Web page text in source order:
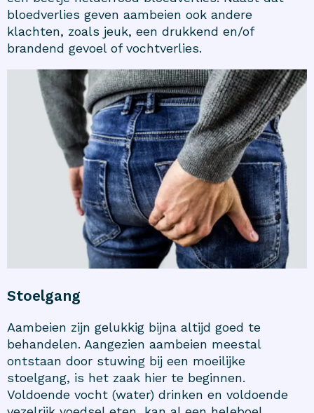
bloedverlies geven aambeien ook andere
klachten, zoals jeuk, een drukkend en/of
brandend gevoel of vochtverlies.
Stoelgang
Aambeien zijn gelukkig bijna altijd goed te
behandelen. Aangezien aambeien meestal
ontstaan door stuwing bij een moeilijke
stoelgang, is het zaak hier te beginnen.
Voldoende vocht (water) drinken en voldoende